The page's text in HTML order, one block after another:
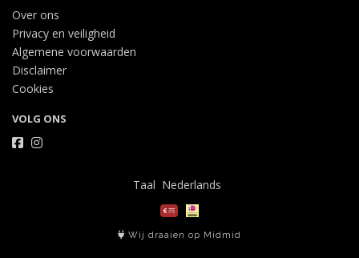
Over ons
Privacy en veiligheid
Algemene voorwaarden
Disclaimer
Cookies
VOLG ONS
Taal
Wij draaien op Midmid